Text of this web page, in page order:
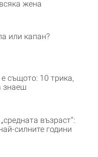
жена
или капан?
същото: 10 трика,
знаеш
възраст“:
силните години